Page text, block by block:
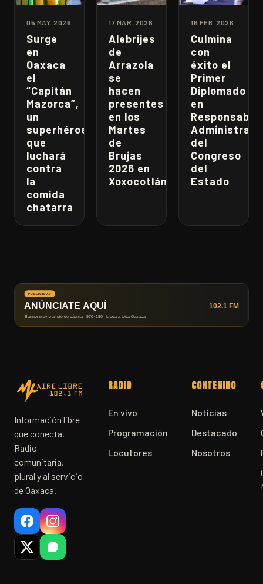
05 MAY. 2026
Surge
en
Oaxaca
el
“Capitán
Mazorca”,
un
superhéroe
que
luchará
contra
la
comida
chatarra
17 MAR. 2026
Alebrijes
de
Arrazola
se
hacen
presentes
en los
Martes
de
Brujas
2026 en
Xoxocotlán
16 FEB. 2026
Culmina
con
éxito el
Primer
Diplomado
en
del
Congreso
del
Estado
Información libre
que conecta.
Radio
comunitaria,
plural y al servicio
de Oaxaca.
RADIO
En vivo
Programación
Locutores
CONTENIDO
Noticias
Destacado
Nosotros